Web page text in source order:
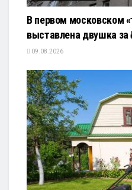
В первом московском
выставлена двушка за
09.08.2026